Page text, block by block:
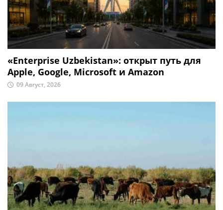
«Enterprise Uzbekistan»: открыт путь для
Apple, Google, Microsoft и Amazon
09 Август, 2026